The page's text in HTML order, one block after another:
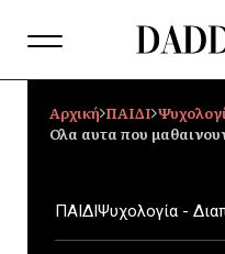
Αρχική ΠΑΙΔΙ
Ολα αυτα που
ΠΑΙΔΙΨυχολογία -